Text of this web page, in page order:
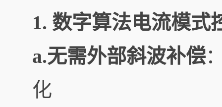
1. 数字算法电流模式
a.无需外部斜波补偿
化